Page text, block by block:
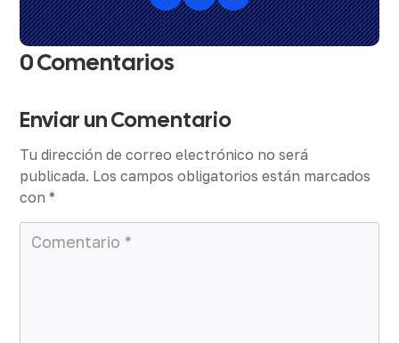
0 Comentarios
Enviar un Comentario
Tu dirección de correo electrónico no será
publicada. Los campos obligatorios están marcados
con*